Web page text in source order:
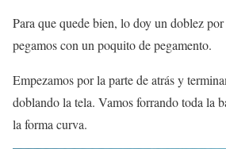
Para que quede bien, lo doy un doblez
pegamos con un poquito de pegamento.
Empezamos por la parte de atrás y
doblando la tela. Vamos forrando toda la
la forma curva.